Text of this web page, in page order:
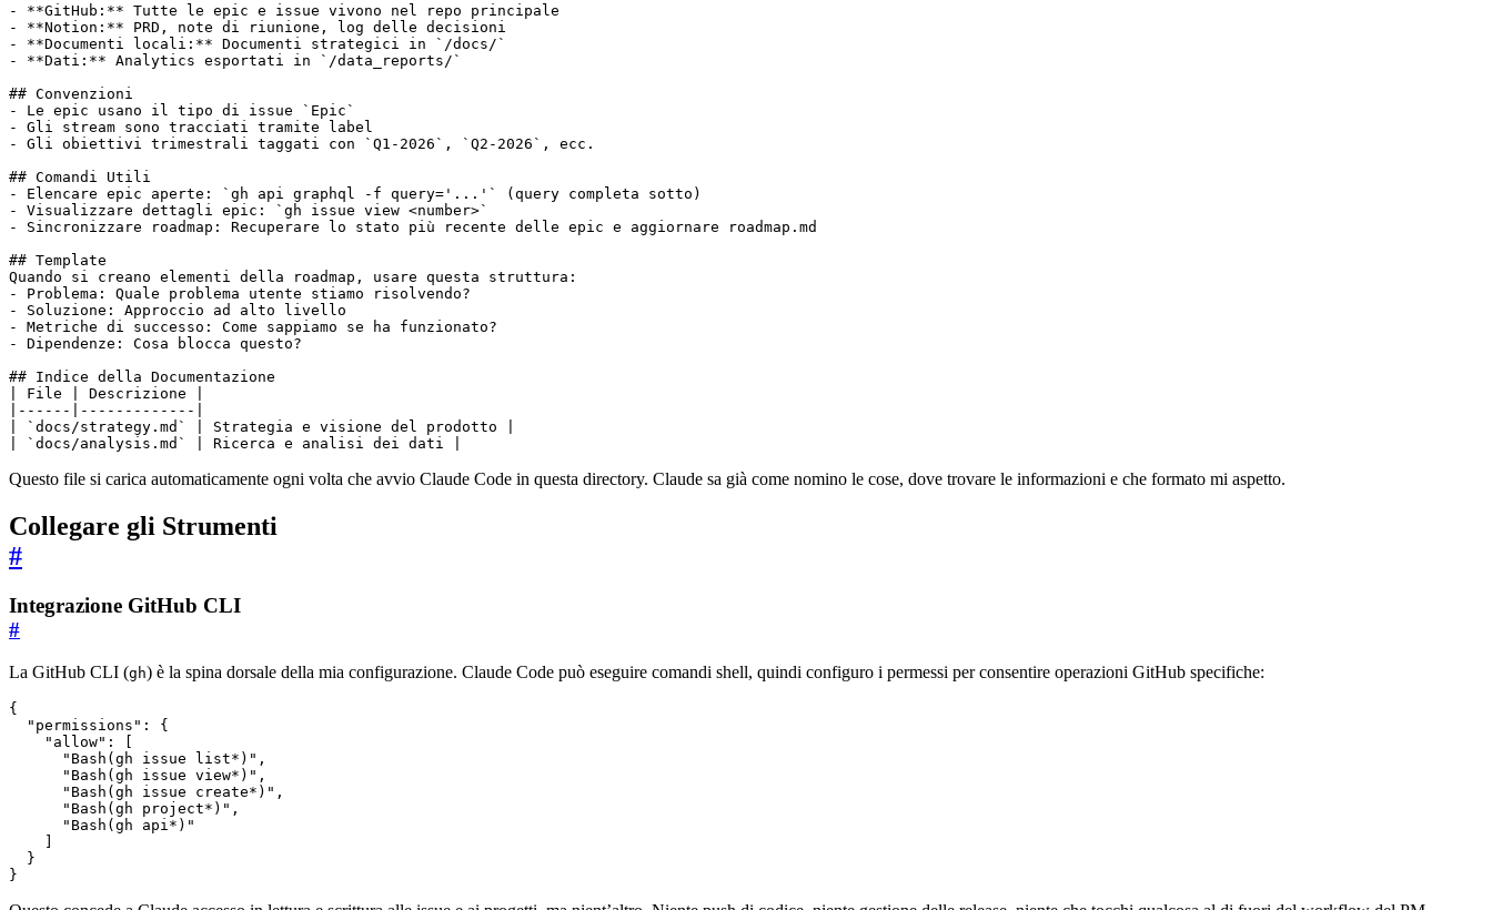
-
-
-
**Documenti locali:** Documenti strategici in
`/docs/`
-
**Dati:** Analytics esportati in
`/data_reports/`
-
Le epic usano il tipo di issue
`Epic`
-
-
Gli obiettivi trimestrali taggati con `Q1-2026` , `Q2-2026`
-
Elencare epic aperte: `gh api graphql -f query='...'`
-
Visualizzare dettagli epic:
`gh issue view <number>`
-
-
-
-
-
`docs/strategy.md`
`docs/analysis.md` | Ricerca e analisi dei dati |
Questo file si carica automaticamente ogni volta che avvio Claude Code in questa directory. Claude sa già come nomino le cose, dove trovare le informazioni e che formato mi aspetto.
Collegare gli Strumenti
#
Integrazione GitHub CLI
#
La GitHub CLI (gh) è la spina dorsale della mia configurazione. Claude Code può eseguire comandi shell, quindi configuro i permessi per consentire operazioni GitHub specifiche:
{
"permissions" :
{
"allow" :
"Bash(gh issue list*)" ,
"Bash(gh issue view*)" ,
"Bash(gh issue create*)" ,
"Bash(gh project*)" ,
"Bash(gh api*)"
}
}